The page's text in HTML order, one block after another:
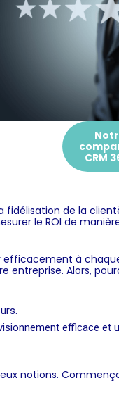
CRM
fidélisation de la
le ROI de
efficacement à
Alors,
efficace et
notions.